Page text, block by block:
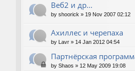
Веб2 и др...
by shoorick » 19 Nov 2007 02:12
Ахиллес и черепаха
by Lavr » 14 Jan 2012 04:54
Партнёрская
by Shaos » 12 May 2009 19:08